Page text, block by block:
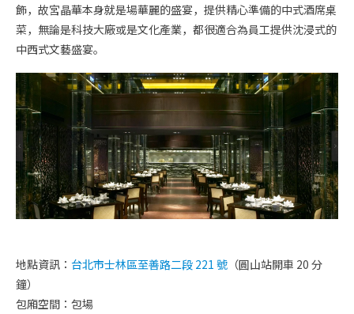
飾，故宮晶華本身就是場華麗的盛宴，提供精心準備的中式酒席桌
菜，無論是科技大廠或是文化產業，都很適合為員工提供沈浸式的
中西式文藝盛宴。
地點資訊： 台北市士林區至善路二段 221 號 （圓山站開車 20 分
鐘）
包廂空間：包場